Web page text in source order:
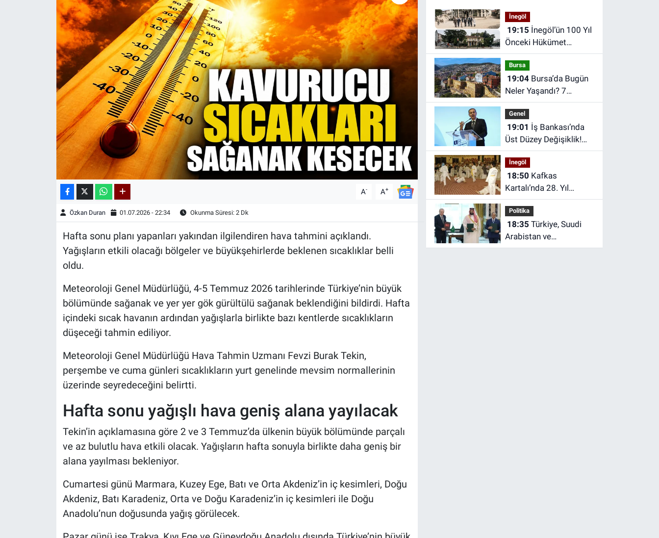
A- A+
Özkan Duran 01.07.2026 - 22:34 Okunma Süresi: 2 Dk
Hafta sonu planı yapanları yakından ilgilendiren hava tahmini açıklandı.
Yağışların etkili olacağı bölgeler ve büyükşehirlerde beklenen sıcaklıklar belli
oldu.
Meteoroloji Genel Müdürlüğü, 4-5 Temmuz 2026 tarihlerinde Türkiye’nin büyük
bölümünde sağanak ve yer yer gök gürültülü sağanak beklendiğini bildirdi. Hafta
içindeki sıcak havanın ardından yağışlarla birlikte bazı kentlerde sıcaklıkların
düşeceği tahmin ediliyor.
Meteoroloji Genel Müdürlüğü Hava Tahmin Uzmanı Fevzi Burak Tekin,
perşembe ve cuma günleri sıcaklıkların yurt genelinde mevsim normallerinin
üzerinde seyredeceğini belirtti.
Hafta sonu yağışlı hava geniş alana yayılacak
Tekin’in açıklamasına göre 2 ve 3 Temmuz’da ülkenin büyük bölümünde parçalı
ve az bulutlu hava etkili olacak. Yağışların hafta sonuyla birlikte daha geniş bir
alana yayılması bekleniyor.
Cumartesi günü Marmara, Kuzey Ege, Batı ve Orta Akdeniz’in iç kesimleri, Doğu
Akdeniz, Batı Karadeniz, Orta ve Doğu Karadeniz’in iç kesimleri ile Doğu
Anadolu’nun doğusunda yağış görülecek.
İnegöl
19:15
Önceki Hükümet
Meydanını Biliyor
musunuz?
Bursa
19:04Bursa’da Bugün
Neler Yaşandı? 7
Ağustos 2026 Bursa
Gündemi
Genel
19:01
Üst Düzey Değişiklik!
Hakan Aran Görevden
Ayrılıyor
İnegöl
18:50
Kartalı’nda 28. Yıl
Coşkusu |
Kafkasspor’un Hedefi
Üst Lig
Politika
18:35
Arabistan ve
Pakistan’dan Mekke
Kadın & Aile
Kültür & Sanat
Yazarlar
Astroloji-Rüya